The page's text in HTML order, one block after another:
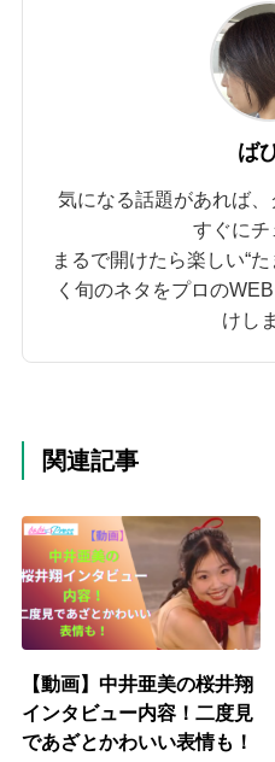
ば
気になる話題があれば
すぐにチ
まるで開けたら楽しい“
く旬のネタをプロの
けし
関連記事
【動画】中井亜美の桜井翔
インタビュー内容！二度見
であざとかわいい表情も！